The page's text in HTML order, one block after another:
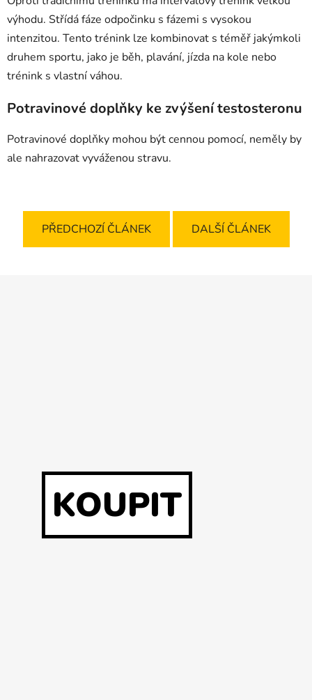
výhodu. Střídá fáze odpočinku s fázemi s vysokou
intenzitou. Tento trénink lze kombinovat s téměř jakýmkoli
druhem sportu, jako je běh, plavání, jízda na kole nebo
trénink s vlastní váhou.
Potravinové doplňky ke zvýšení testosteronu
Potravinové doplňky mohou být cennou pomocí, neměly by
ale nahrazovat vyváženou stravu.
PŘEDCHOZÍ ČLÁNEK DALŠÍ ČLÁNEK
KOUPIT